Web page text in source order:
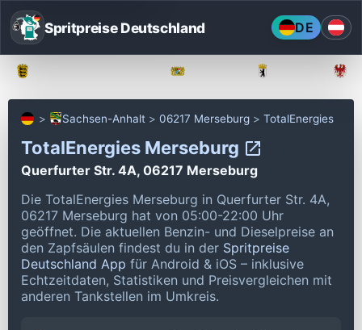
Spritpreise Deutschland DE
Sachsen-Anhalt 06217 Merseburg TotalEnergies
TotalEnergies Merseburg
Querfurter Str. 4A, 06217 Merseburg
Die TotalEnergies Merseburg in Querfurter Str. 4A,
06217 Merseburg hat von 05:00-22:00 Uhr
geöffnet. Die aktuellen Benzin- und Dieselpreise an
den Zapfsäulen findest du in der Spritpreise
Deutschland App für Android & iOS – inklusive
Echtzeitdaten, Statistiken und Preisvergleichen mit
anderen Tankstellen im Umkreis.